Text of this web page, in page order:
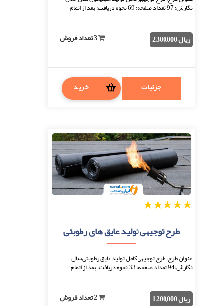
نگارش: 97 تعداد صفحه: 69 نحوه دریافت: بعد از اتمام
ریال 2,300,000
جزئیات خرید
5
4
3
2
طرح توجیهی تولید عایق های رطوبتی
عنوان طرح: طرح توجیهی کامل تولید عایق رطوبتی سال
نگارش:94 تعداد صفحه: 33 نحوه دریافت: بعد از اتمام
ریال 1,200,000